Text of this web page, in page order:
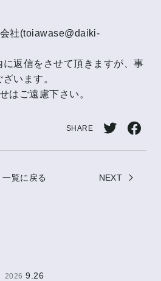
社(toiawase@daiki-
返信をさせて頂きますが、事
います。
はご遠慮下さい。
SHARE
シェ
でシ
一覧に戻る NEXT
2026 9.26